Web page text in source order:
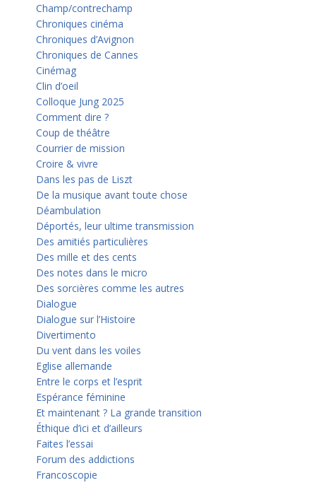
Champ/contrechamp
Chroniques cinéma
Chroniques d’Avignon
Chroniques de Cannes
Cinémag
Clin d’oeil
Colloque Jung 2025
Comment dire ?
Coup de théâtre
Courrier de mission
Croire & vivre
Dans les pas de Liszt
De la musique avant toute chose
Déambulation
Déportés, leur ultime transmission
Des amitiés particulières
Des mille et des cents
Des notes dans le micro
Des sorcières comme les autres
Dialogue
Dialogue sur l’Histoire
Divertimento
Du vent dans les voiles
Eglise allemande
Entre le corps et l’esprit
Espérance féminine
Et maintenant ? La grande transition
Éthique d’ici et d’ailleurs
Faites l’essai
Forum des addictions
Francoscopie